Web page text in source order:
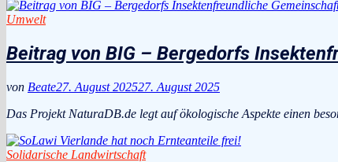
Umwelt
Beitrag von BIG – Bergedorfs
von Beate27. August 202527. August 2025
Das Projekt NaturaDB.de legt auf ökologische Aspekte einen
Solidarische Landwirtschaft